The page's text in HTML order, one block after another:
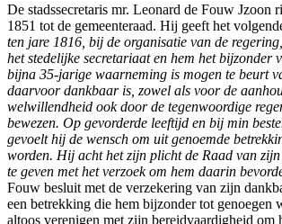
De stadssecretaris mr. Leonard de Fouw Jzoon
1851 tot de gemeenteraad. Hij geeft het
ten jare 1816, bij de organisatie van de
het stedelijke secretariaat en hem het bijzonder
bijna 35-jarige waarneming is mogen te beurt
daarvoor dankbaar is, zowel als voor de
welwillendheid ook door de tegenwoordige
bewezen. Op gevorderde leeftijd en bij min
gevoelt hij de wensch om uit genoemde
worden. Hij acht het zijn plicht de Raad van zijn
te geven met het verzoek om hem daarin
Fouw besluit met de verzekering van zijn
een betrekking die hem bijzonder tot genoegen
altoos verenigen met zijn bereidvaardigheid om